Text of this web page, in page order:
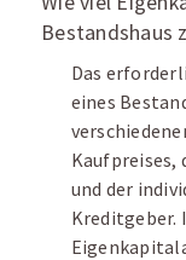
Bestandshaus
Das
eines
Kaufpreises,
und der
Kreditgeber.